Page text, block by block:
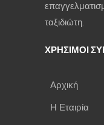
ταξιδιώτη.
ΧΡΗΣΙΜΟΙ
Αρχική
Η Εταιρία